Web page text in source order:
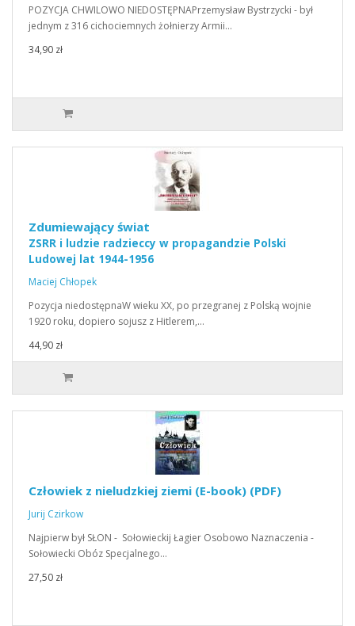
POZYCJA CHWILOWO NIEDOSTĘPNAPrzemysław Bystrzycki - był
jednym z 316 cichociemnych żołnierzy Armii…
34,90 zł
Zdumiewający świat
ZSRR i ludzie radzieccy w propagandzie Polski
Ludowej lat 1944-1956
Maciej Chłopek
Pozycja niedostępnaW wieku XX, po przegranej z Polską wojnie
1920 roku, dopiero sojusz z Hitlerem,…
44,90 zł
Człowiek z nieludzkiej ziemi (E-book) (PDF)
Jurij Czirkow
Najpierw był SŁON - Sołowieckij Łagier Osobowo Naznaczenia -
Sołowiecki Obóz Specjalnego…
27,50 zł